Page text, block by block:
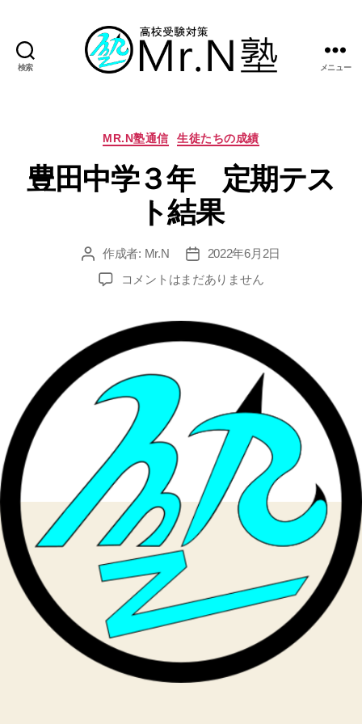
検索 メニュー
カ
ゴ
リ
ー
MR.N塾通信 生徒たちの成績
豊田中学３年 定期テス
ト結果
投
稿
作成者: Mr.N
投
稿
2022年6月2日
豊
学
３
定
期
テ
ス
結
へ
の
コメントはまだありません